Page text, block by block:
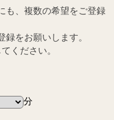
も、複数の希望をご登録
をお願いします。
ください。
分